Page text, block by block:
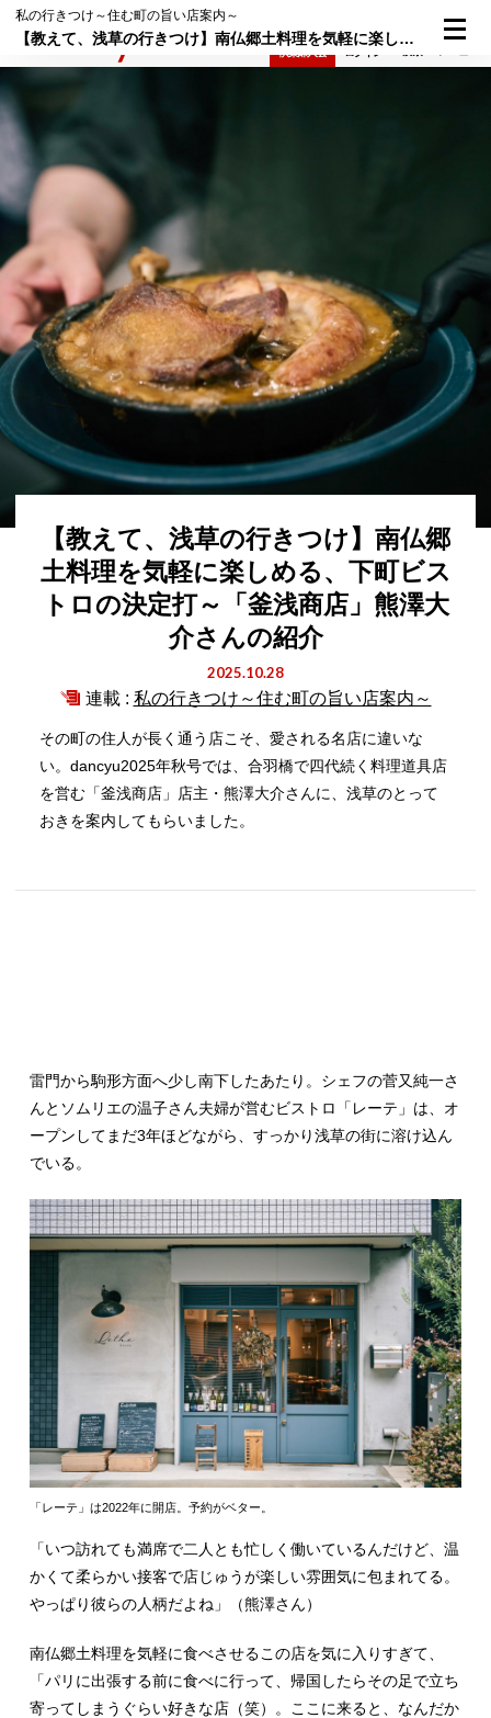
私の行きつけ～住む町の旨い店案内～
【教えて、浅草の行きつけ】南仏郷土料理を気軽に楽しめる、下町ビストロの決定打～「釜浅商店」熊澤大介さんの紹介
【教えて、浅草の行きつけ】南仏郷
土料理を気軽に楽しめる、下町ビス
トロの決定打～「釜浅商店」熊澤大
介さんの紹介
2025.10.28
連載 : 私の行きつけ～住む町の旨い店案内～
その町の住人が長く通う店こそ、愛される名店に違いな
い。dancyu2025年秋号では、合羽橋で四代続く料理道具店
を営む「釜浅商店」店主・熊澤大介さんに、浅草のとって
おきを案内してもらいました。
雷門から駒形方面へ少し南下したあたり。シェフの菅又純一さ
んとソムリエの温子さん夫婦が営むビストロ「レーテ」は、オ
ープンしてまだ3年ほどながら、すっかり浅草の街に溶け込ん
でいる。
「レーテ」は2022年に開店。予約がベター。
「いつ訪れても満席で二人とも忙しく働いているんだけど、温
かくて柔らかい接客で店じゅうが楽しい雰囲気に包まれてる。
やっぱり彼らの人柄だよね」（熊澤さん）
南仏郷土料理を気軽に食べさせるこの店を気に入りすぎて、
「パリに出張する前に食べに行って、帰国したらその足で立ち
寄ってしまうぐらい好きな店（笑）。ここに来ると、なんだか